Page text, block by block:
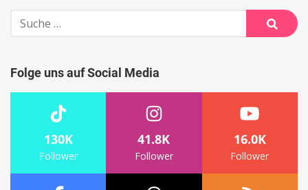
Suche
nach:
Suche
Folge uns auf Social Media
130K
Follower
41.8K
Follower
16.0K
Follower